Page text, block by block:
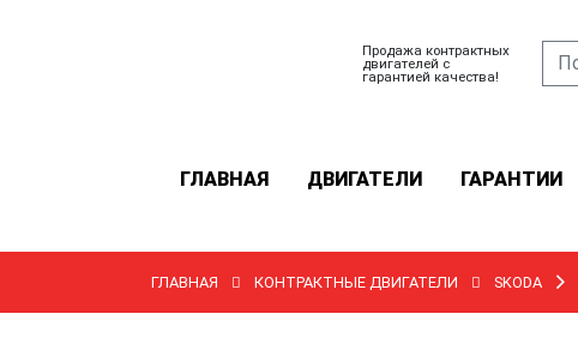
Продажа контрактных
двигателей с
гарантией качества!
ГЛАВНАЯ ДВИГАТЕЛИ ГАРАНТИИ
ГЛАВНАЯ КОНТРАКТНЫЕ ДВИГАТЕЛИ SKODA